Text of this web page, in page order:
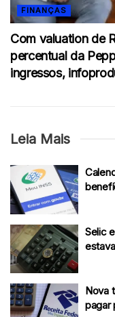
FINANÇAS
Com valuation de
percentual da
ingressos,
Leia Mais
Selic
Nova
pagar